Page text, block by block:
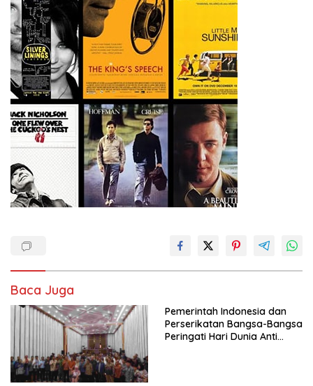
Baca Juga
Pemerintah Indonesia dan
Perserikatan Bangsa-Bangsa
Peringati Hari Dunia Anti